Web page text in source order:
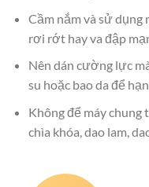
Cầm nắm và sử dụng
rơi rớt hay va đập
Nên dán cường lực
su hoặc bao da để
Không để máy chung
chìa khóa, dao lam,